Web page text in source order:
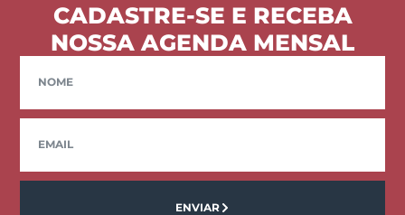
CADASTRE-SE E RECEBA
NOSSA AGENDA MENSAL
ENVIAR